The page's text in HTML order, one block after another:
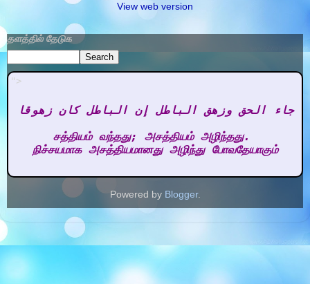
View web version
தளத்தில் தேடுக
">
சத்தியம் வந்தது; அசத்தியம் அழிந்தது.
நிச்சயமாக அசத்தியமானது அழிந்து போவதேயாகும்
Powered by Blogger.